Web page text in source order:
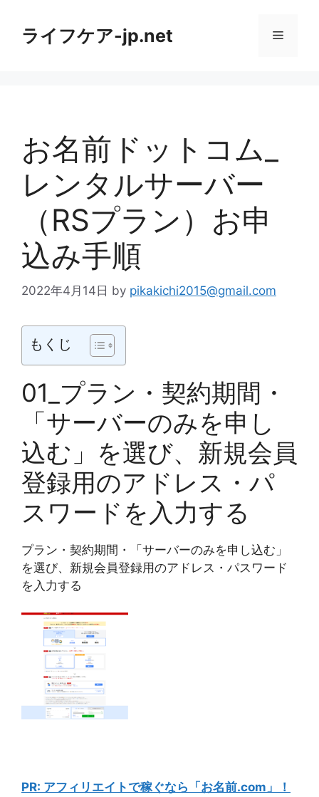
ライフケア-jp.net メ
お名前ドットコム_
レンタルサーバー
（RSプラン）お申
込み手順
2022年4月14日 by pikakichi2015@gmail.com
もくじ
01_プラン・契約期間・
「サーバーのみを申し
込む」を選び、新規会員
登録用のアドレス・パ
スワードを入力する
プラン・契約期間・「サーバーのみを申し込む」
を選び、新規会員登録用のアドレス・パスワード
を入力する
PR: アフィリエイトで稼ぐなら「お名前.com」！